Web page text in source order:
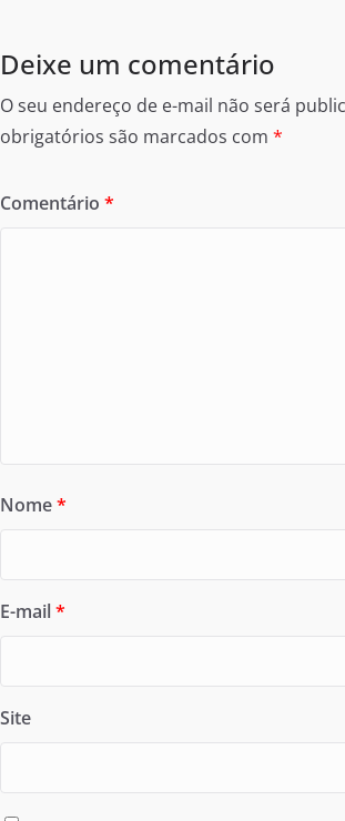
Deixe um comentário
O seu endereço de e-mail não será
obrigatórios são marcados com *
Comentário *
Nome*
E-mail*
Site